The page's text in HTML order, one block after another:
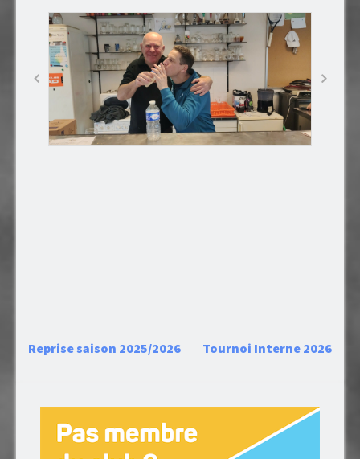
Navigation
l’article
Reprise saison 2025/2026 Tournoi Interne 2026